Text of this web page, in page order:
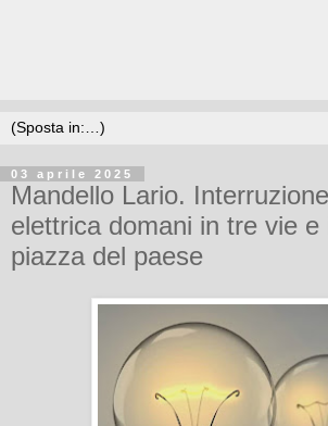
03 aprile 2025
Mandello Lario.
elettrica domani in tre vie e
piazza del paese